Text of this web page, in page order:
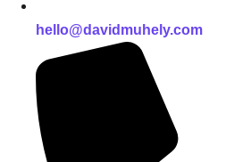
hello@davidmuhely.com